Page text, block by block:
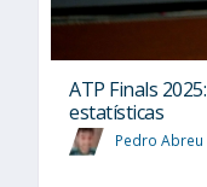
ATP Finals
estatísticas
Pedro Abreu